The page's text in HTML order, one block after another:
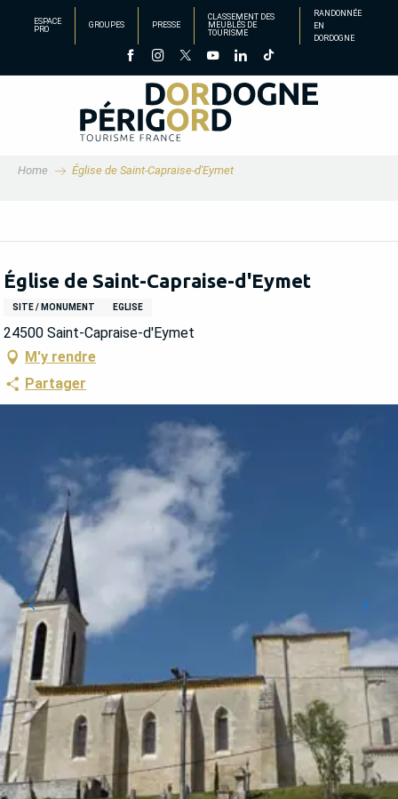
principal
ESPACE
PRO
GROUPES PRESSE
CLASSEMENT DES
MEUBLÉS DE
TOURISME
RANDONNÉE
EN
DORDOGNE
Home Église de Saint-Capraise-d'Eymet
Église de Saint-Capraise-d'Eymet
SITE / MONUMENT EGLISE
24500 Saint-Capraise-d'Eymet
M'y rendre
Partager